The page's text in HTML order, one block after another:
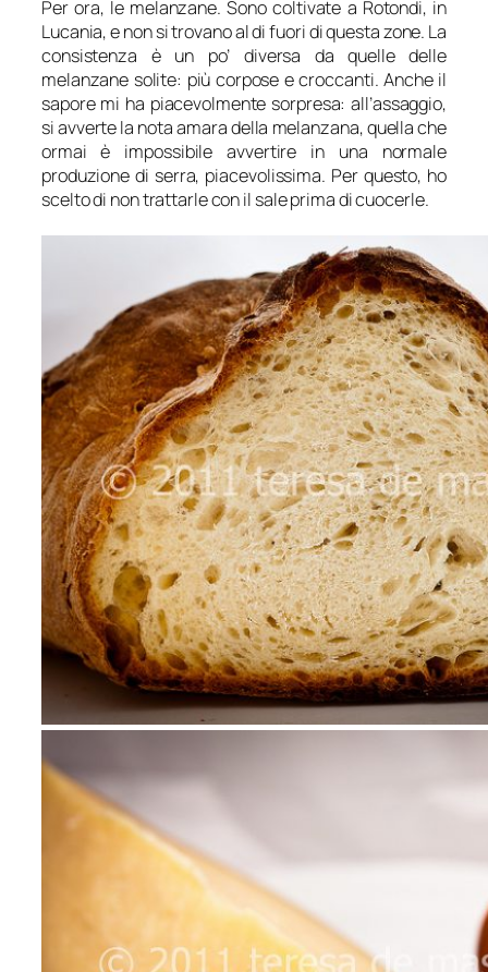
Per ora, le melanzane. Sono coltivate a Rotondi, in
Lucania, e non si trovano al di fuori di questa zone. La
consistenza è un po’ diversa da quelle delle
melanzane solite: più corpose e croccanti. Anche il
sapore mi ha piacevolmente sorpresa: all’assaggio,
si avverte la nota amara della melanzana, quella che
ormai è impossibile avvertire in una normale
produzione di serra, piacevolissima. Per questo, ho
scelto di non trattarle con il sale prima di cuocerle.